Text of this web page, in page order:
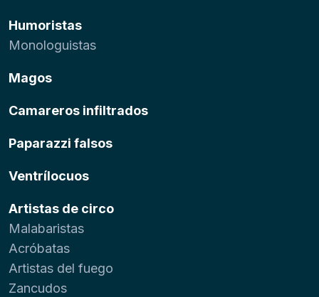
Humoristas
Monologuistas
Magos
Camareros infiltrados
Paparazzi falsos
Ventrílocuos
Artistas de circo
Malabaristas
Acróbatas
Artistas del fuego
Zancudos